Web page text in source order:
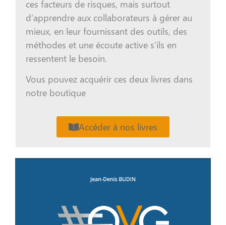
ces facteurs de risques, mais surtout
d’apprendre aux collaborateurs à gérer au
mieux, en leur fournissant des outils, des
méthodes et une écoute active s’ils en
ressentent le besoin.
Vous pouvez acquérir ces deux livres dans
notre boutique
Accéder à nos livres